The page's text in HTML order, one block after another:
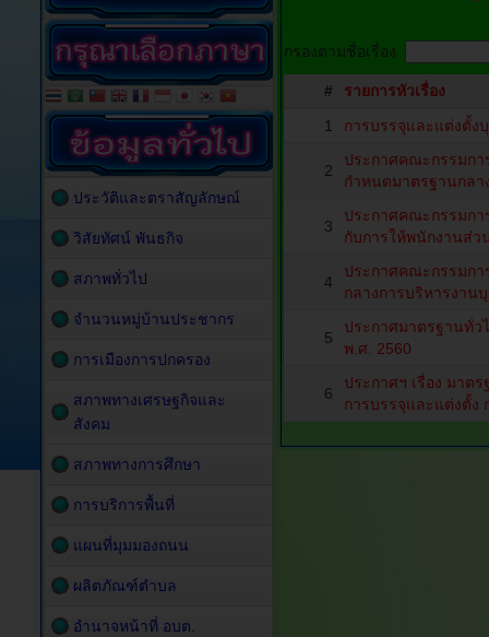
กรองตามชื่อเรื่อง
#
รายการหัวเรื่อง
1
การบรรจุและแต่งตั้ง
2
ประกาศคณะกรรมกา
กำหนดมาตรฐานกล
3
ประกาศคณะกรรมกา
กับการให้พนักงานส่ว
4
ประกาศคณะกรรมกา
กลางการบริหารงาน
5
ประกาศมาตรฐานทั่ว
พ.ศ. 2560
6
ประกาศฯ เรื่อง มาต
การบรรจุและแต่งตั้ง
ประวัติและตราสัญลักษณ์
วิสัยทัศน์ พันธกิจ
สภาพทั่วไป
จำนวนหมู่บ้านประชากร
การเมืองการปกครอง
สภาพทางเศรษฐกิจและ
สังคม
สภาพทางการศึกษา
การบริการพื้นที่
แผนที่มุมมองถนน
ผลิตภัณฑ์ตำบล
อำนาจหน้าที่ อบต.